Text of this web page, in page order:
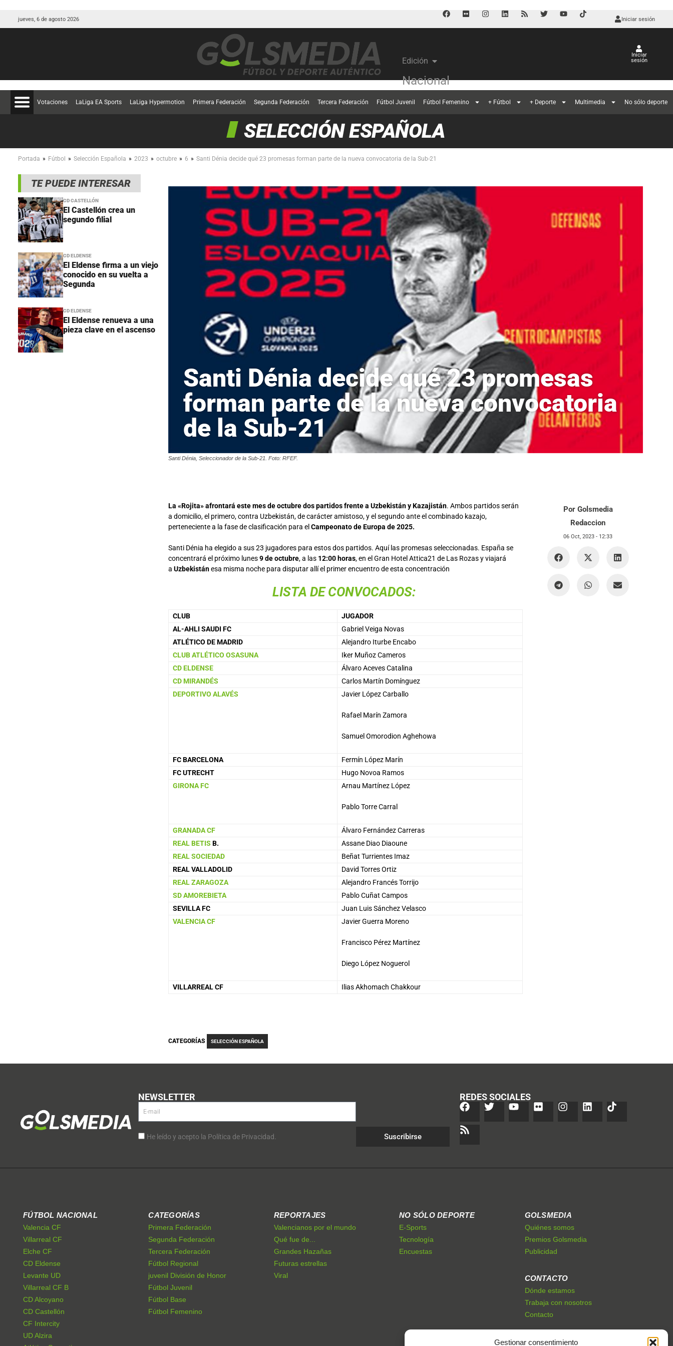
Gestionar consentimiento
jueves, 6 de agosto 2026 Iniciar sesión
Edición
Nacional
Iniciar
sesión
Votaciones LaLiga EA Sports LaLiga Hypermotion Primera Federación Segunda Federación Tercera Federación Fútbol Juvenil Fútbol Femenino + Fútbol + Deporte Multimedia No sólo deporte
SELECCIÓN ESPAÑOLA
Portada » Fútbol » Selección Española » 2023 » octubre » 6 » Santi Dénia decide qué 23 promesas forman parte de la nueva convocatoria de la Sub-21
TE PUEDE INTERESAR
CD CASTELLÓN
El Castellón crea un
segundo filial
CD ELDENSE
El Eldense firma a un viejo
conocido en su vuelta a
Segunda
CD ELDENSE
El Eldense renueva a una
pieza clave en el ascenso
Santi Dénia decide qué 23 promesas
forman parte de la nueva convocatoria
de la Sub-21
Santi Dénia, Seleccionador de la Sub-21. Foto: RFEF.
La «Rojita» afrontará este mes de octubre dos partidosfrente a Uzbekistán y Kazajistán. Ambos partidos serán
a domicilio, el primero, contra Uzbekistán, de carácter amistoso, y el segundo ante el combinado kazajo,
perteneciente a la fase de clasificación para el Campeonato de Europa de 2025.
Santi Dénia ha elegido a sus 23 jugadores para estos dos partidos. Aquí las promesas seleccionadas. España se
concentrará el próximo lunes9 de octubre, a las 12:00 horas, en el Gran Hotel Attica21 de Las Rozas y viajará
a Uzbekistánesa misma noche para disputar allí el primer encuentro de esta concentración
LISTA DE CONVOCADOS:
CLUB
JUGADOR
AL-AHLI SAUDI FC
Gabriel Veiga Novas
ATLÉTICO DE MADRID
Alejandro Iturbe Encabo
CLUB ATLÉTICO OSASUNA
Iker Muñoz Cameros
CD ELDENSE
Álvaro Aceves Catalina
CD MIRANDÉS
Carlos Martín Domínguez
DEPORTIVO ALAVÉS
Javier López Carballo
Rafael Marín Zamora
Samuel Omorodion Aghehowa
FC BARCELONA
Fermín López Marín
FC UTRECHT
Hugo Novoa Ramos
GIRONA FC
Arnau Martínez López
Pablo Torre Carral
GRANADA CF
Álvaro Fernández Carreras
REAL BETIS B.
Assane Diao Diaoune
REAL SOCIEDAD
Beñat Turrientes Imaz
REAL VALLADOLID
David Torres Ortiz
REAL ZARAGOZA
Alejandro Francés Torrijo
SD AMOREBIETA
Pablo Cuñat Campos
SEVILLA FC
Juan Luis Sánchez Velasco
VALENCIA CF
Javier Guerra Moreno
Francisco Pérez Martínez
Diego López Noguerol
VILLARREAL CF Ilias Akhomach Chakkour
Por Golsmedia
Redaccion
06 Oct, 2023 - 12:33
CATEGORÍAS SELECCIÓN ESPAÑOLA
NEWSLETTER
He leído y acepto la Política de Privacidad. Suscribirse
REDES SOCIALES
FÚTBOL NACIONAL
Valencia CF
Villarreal CF
Elche CF
CD Eldense
Levante UD
Villarreal CF B
CD Alcoyano
CD Castellón
CF Intercity
UD Alzira
CATEGORÍAS
Primera Federación
Segunda Federación
Tercera Federación
Fútbol Regional
juvenil División de Honor
Fútbol Juvenil
Fútbol Base
Fútbol Femenino
REPORTAJES
Valencianos por el mundo
Qué fue de...
Grandes Hazañas
Futuras estrellas
Viral
NO SÓLO DEPORTE
E-Sports
Tecnología
Encuestas
GOLSMEDIA
Quiénes somos
Premios Golsmedia
Publicidad
CONTACTO
Dónde estamos
Trabaja con nosotros
Contacto